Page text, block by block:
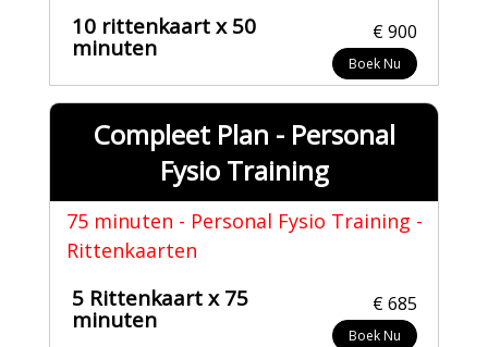
10 rittenkaart x 50
minuten
€ 900
Boek Nu
Compleet Plan - Personal
Fysio Training
75 minuten - Personal Fysio Training -
Rittenkaarten
5 Rittenkaart x 75
minuten
€ 685
Boek Nu